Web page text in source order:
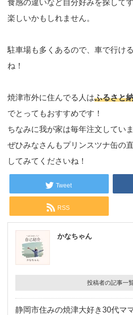
食感の違いなど自分好みを探して
楽しいかもしれません。
駐車場も多くあるので、車で行け
ね！
焼津市外に住んでる人はふるさと
でとってもおすすめです！
ちなみに我が家は毎年注文していま
ぜひみなさんもプリンスツナ缶の
してみてくださいね！
Tweet
RSS
かなちゃん
投稿者の記事一
静岡市住みの焼津大好き30代マ